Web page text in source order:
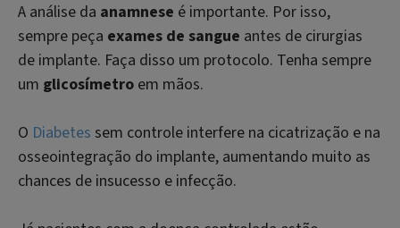
A análise da anamnese é importante. Por isso,
sempre peça exames de sangue antes de cirurgias
de implante. Faça disso um protocolo. Tenha sempre
um glicosímetro em mãos.
O Diabetes sem controle interfere na cicatrização e na
osseointegração do implante, aumentando muito as
chances de insucesso e infecção.